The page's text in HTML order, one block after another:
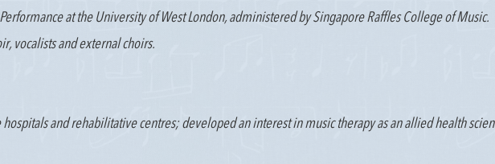
at the University of West London, administered by Singapore Raffles College of Music.
vocalists and external choirs.
hospitals and rehabilitative centres; developed an interest in music therapy as an allied health